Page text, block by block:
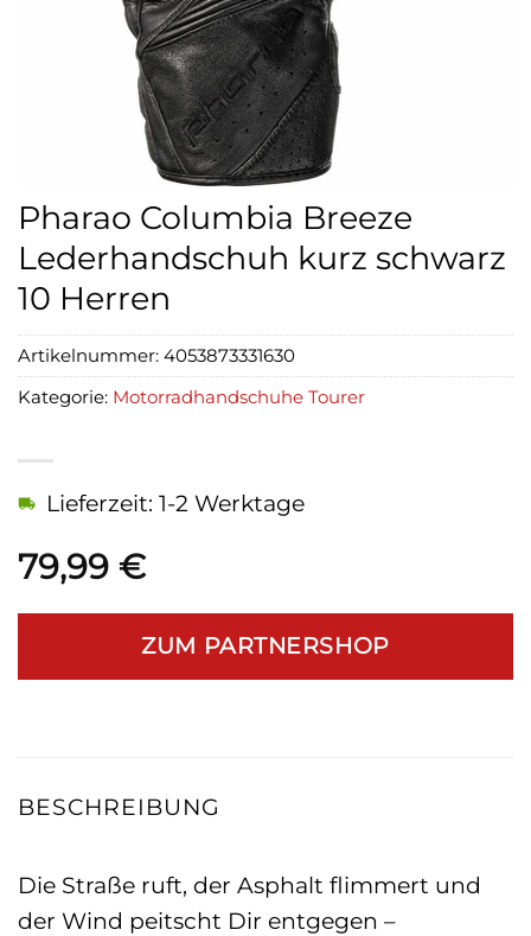
Pharao Columbia Breeze
Lederhandschuh kurz schwarz
10 Herren
79,99 €
Lieferzeit: 1-2 Werktage
ZUM PARTNERSHOP
Artikelnummer: 4053873331630
Kategorie: Motorradhandschuhe Tourer
BESCHREIBUNG
Die Straße ruft, der Asphalt flimmert und
der Wind peitscht Dir entgegen –